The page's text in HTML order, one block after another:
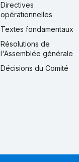
Directives
opérationnelles
Textes fondamentaux
Résolutions de
l'Assemblée générale
Décisions du Comité